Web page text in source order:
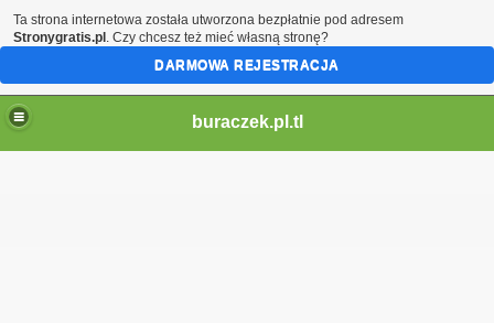
buraczek.pl.tl
Ta strona internetowa została utworzona bezpłatnie pod adresem
Stronygratis.pl . Czy chcesz też mieć własną stronę?
DARMOWA REJESTRACJA